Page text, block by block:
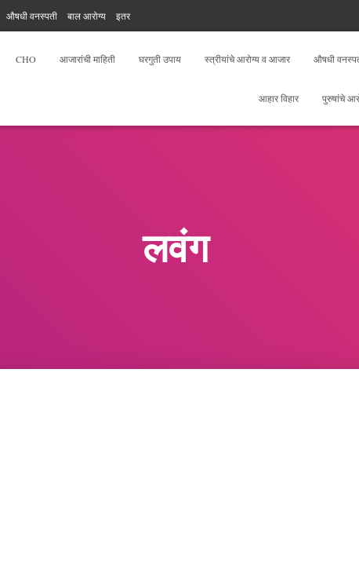
औषधी वनस्पती बाल आरोग्य इतर
CHO
आजारांची माहिती घरगुती उपाय स्त्रीयांचे आरोग्य व आजार औषधी
आहार विहार पुरुषांचे
लवंग